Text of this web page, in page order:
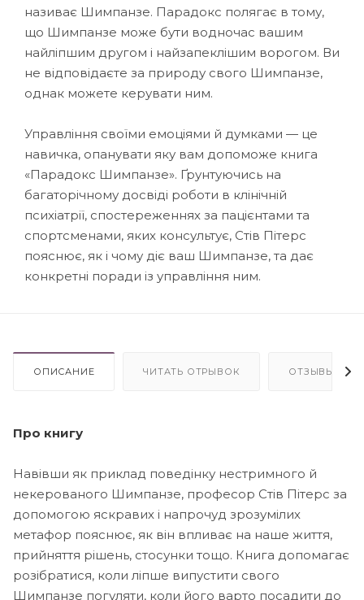
називає Шимпанзе. Парадокс полягає в тому,
що Шимпанзе може бути водночас вашим
найліпшим другом і найзапеклішим ворогом. Ви
не відповідаєте за природу свого Шимпанзе,
однак можете керувати ним.
Управління своїми емоціями й думками — це
навичка, опанувати яку вам допоможе книга
«Парадокс Шимпанзе». Ґрунтуючись на
багаторічному досвіді роботи в клінічній
психіатрії, спостереженнях за пацієнтами та
спортсменами, яких консультує, Стів Пітерс
пояснює, як і чому діє ваш Шимпанзе, та дає
конкретні поради із управління ним.
ОПИСАНИЕ ЧИТАТЬ ОТРЫВОК ОТЗЫВЫ
Про книгу
Навівши як приклад поведінку нестримного й
некерованого Шимпанзе, професор Стів Пітерс за
допомогою яскравих і напрочуд зрозумілих
метафор пояснює, як він впливає на наше життя,
прийняття рішень, стосунки тощо. Книга допомагає
розібратися, коли ліпше випустити свого
Шимпанзе погуляти, коли його варто посадити до